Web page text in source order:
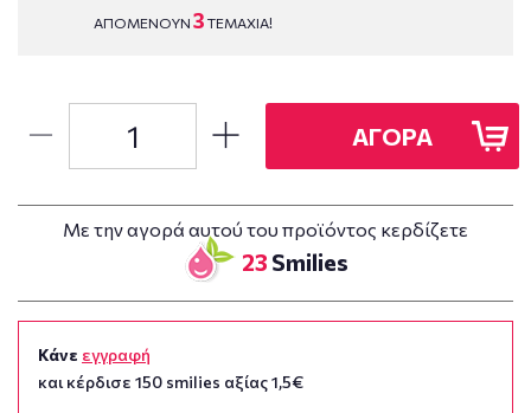
ΑΠΟΜΕΝΟΥΝ 3 ΤΕΜΑΧΙΑ!
ΑΓΟΡΑ
Με την αγορά αυτού του προϊόντος κερδίζετε
23 Smilies
Κάνε εγγραφή
και κέρδισε 150 smilies αξίας 1,5€